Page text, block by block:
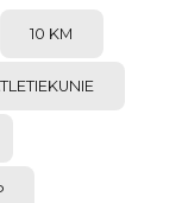
10 KM